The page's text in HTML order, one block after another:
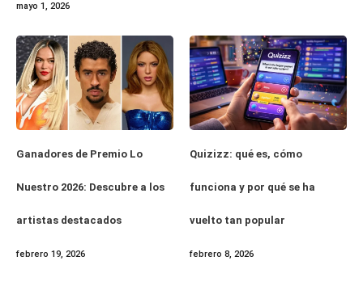
mayo 1, 2026
Ganadores de Premio Lo
Nuestro 2026: Descubre a los
artistas destacados
febrero 19, 2026
Quizizz: qué es, cómo
funciona y por qué se ha
vuelto tan popular
febrero 8, 2026